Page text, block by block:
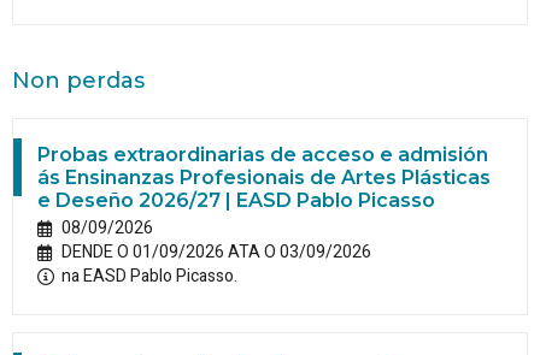
Non perdas
Probas extraordinarias de acceso e admisión
ás Ensinanzas Profesionais de Artes Plásticas
e Deseño 2026/27 | EASD Pablo Picasso
08/09/2026
DENDE O 01/09/2026 ATA O 03/09/2026
na EASD Pablo Picasso.